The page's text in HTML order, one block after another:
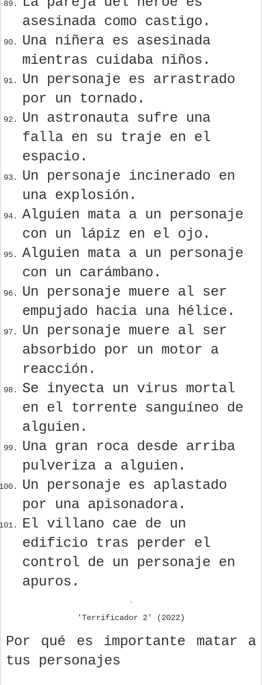
asesinada como castigo.
Una niñera es asesinada
mientras cuidaba niños.
Un personaje es arrastrado
por un tornado.
Un astronauta sufre una
falla en su traje en el
espacio.
Un personaje incinerado en
una explosión.
Alguien mata a un personaje
con un lápiz en el ojo.
Alguien mata a un personaje
con un carámbano.
Un personaje muere al ser
empujado hacia una hélice.
Un personaje muere al ser
absorbido por un motor a
reacción.
Se inyecta un virus mortal
en el torrente sanguíneo de
alguien.
Una gran roca desde arriba
pulveriza a alguien.
Un personaje es aplastado
por una apisonadora.
El villano cae de un
edificio tras perder el
control de un personaje en
apuros.
'Terrificador 2' (2022)
Por qué es importante matar a
tus personajes